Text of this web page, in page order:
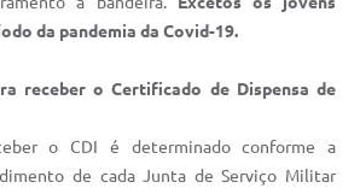
da pandemia da Covid-19.
receber o Certificado de Dispensa de
o CDI é determinado conforme a
de cada Junta de Serviço Militar